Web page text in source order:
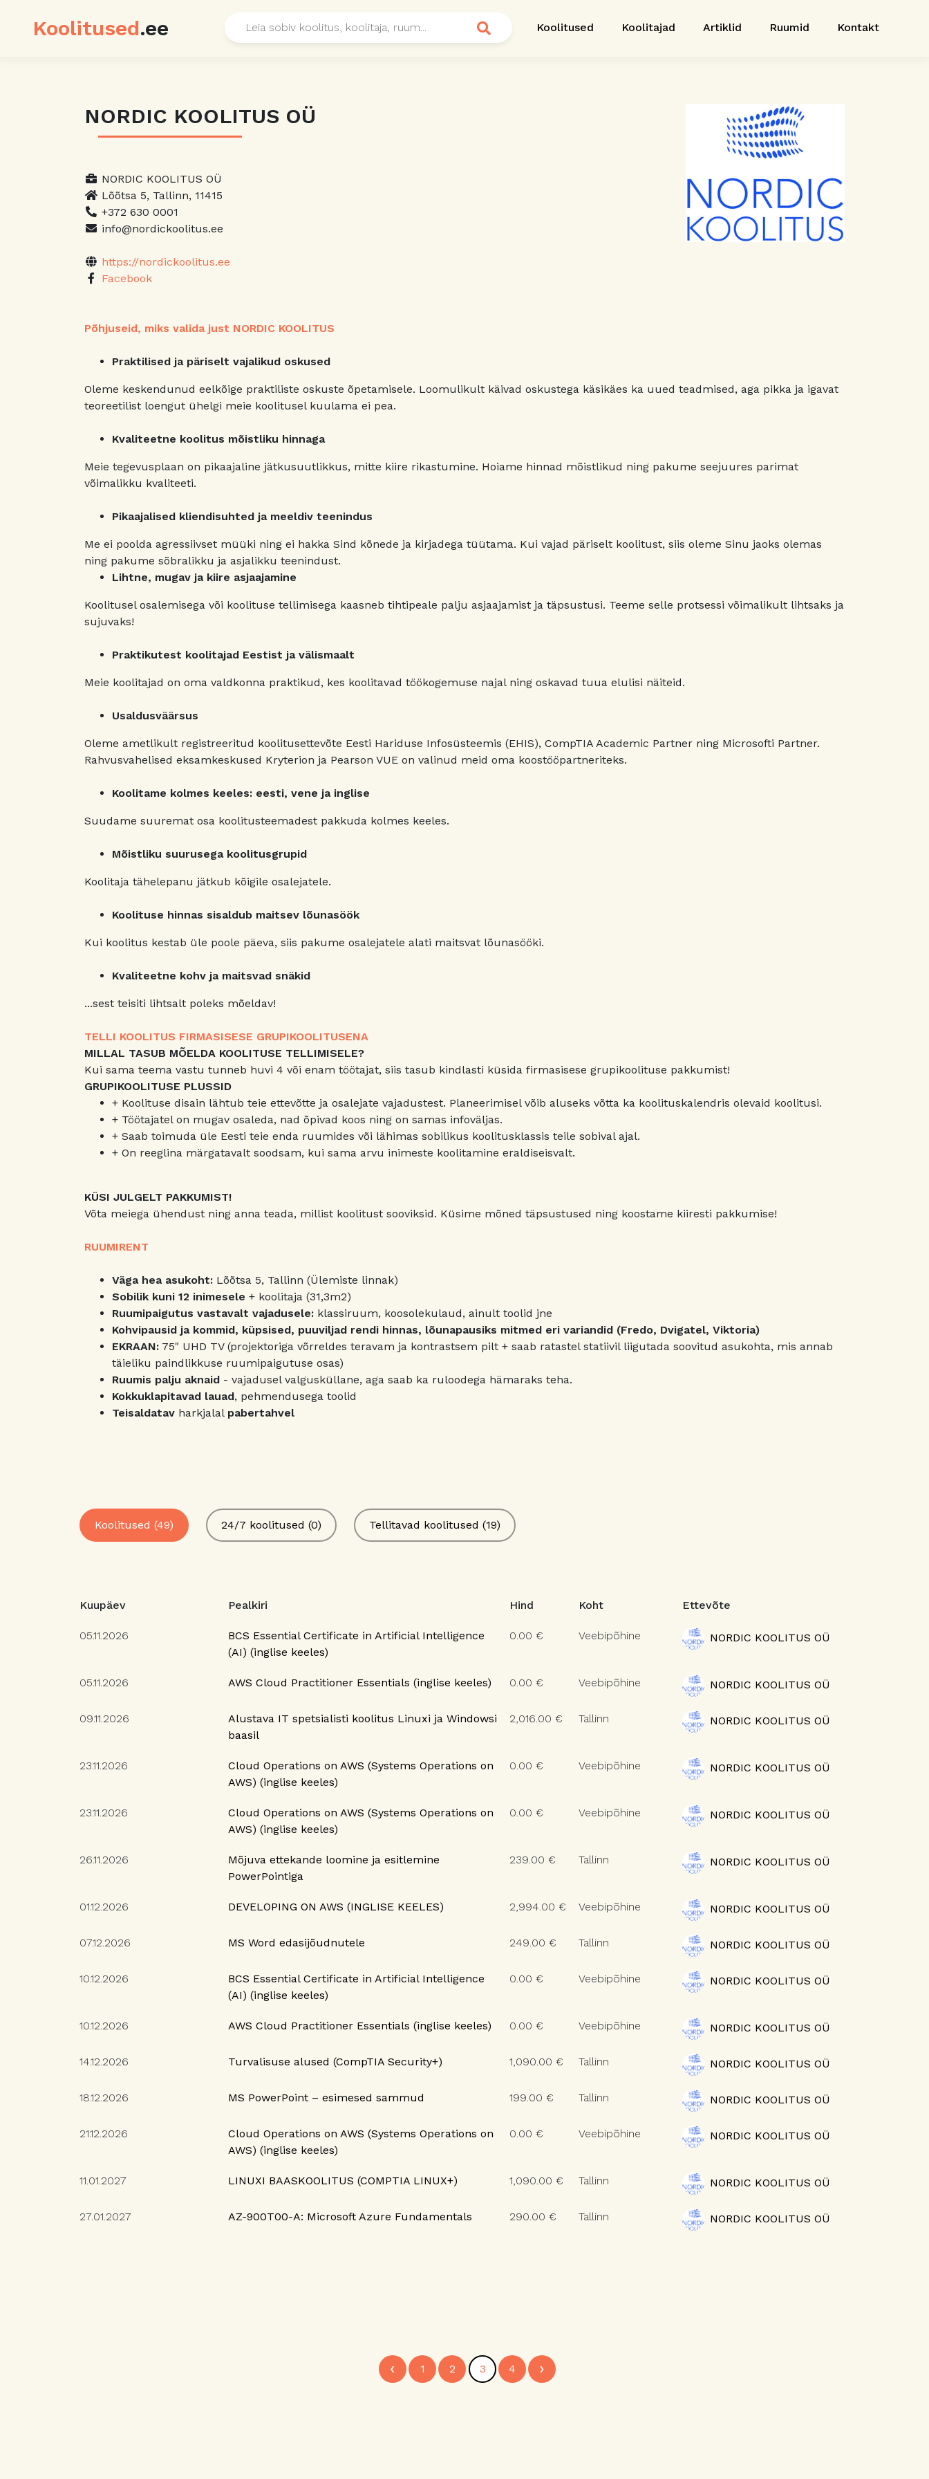
Koolitused.ee Koolitused Koolitajad Artiklid Ruumid Kontakt
NORDIC KOOLITUS OÜ
NORDIC KOOLITUS OÜ
Lõõtsa 5, Tallinn, 11415
+372 630 0001
info@nordickoolitus.ee
https://nordickoolitus.ee
Facebook
Põhjuseid, miks valida just NORDIC KOOLITUS
Praktilised ja päriselt vajalikud oskused
Oleme keskendunud eelkõige praktiliste oskuste õpetamisele. Loomulikult käivad oskustega käsikäes ka uued teadmised, aga pikka ja igavat
teoreetilist loengut ühelgi meie koolitusel kuulama ei pea.
Kvaliteetne koolitus mõistliku hinnaga
Meie tegevusplaan on pikaajaline jätkusuutlikkus, mitte kiire rikastumine. Hoiame hinnad mõistlikud ning pakume seejuures parimat
võimalikku kvaliteeti.
Pikaajalised kliendisuhted ja meeldiv teenindus
Me ei poolda agressiivset müüki ning ei hakka Sind kõnede ja kirjadega tüütama. Kui vajad päriselt koolitust, siis oleme Sinu jaoks olemas
ning pakume sõbralikku ja asjalikku teenindust.
Lihtne, mugav ja kiire asjaajamine
Koolitusel osalemisega või koolituse tellimisega kaasneb tihtipeale palju asjaajamist ja täpsustusi. Teeme selle protsessi võimalikult lihtsaks ja
sujuvaks!
Praktikutest koolitajad Eestist ja välismaalt
Meie koolitajad on oma valdkonna praktikud, kes koolitavad töökogemuse najal ning oskavad tuua elulisi näiteid.
Usaldusväärsus
Oleme ametlikult registreeritud koolitusettevõte Eesti Hariduse Infosüsteemis (EHIS), CompTIA Academic Partner ning Microsofti Partner.
Rahvusvahelised eksamkeskused Kryterion ja Pearson VUE on valinud meid oma koostööpartneriteks.
Koolitame kolmes keeles: eesti, vene ja inglise
Suudame suuremat osa koolitusteemadest pakkuda kolmes keeles.
Mõistliku suurusega koolitusgrupid
Koolitaja tähelepanu jätkub kõigile osalejatele.
Koolituse hinnas sisaldub maitsev lõunasöök
Kui koolitus kestab üle poole päeva, siis pakume osalejatele alati maitsvat lõunasööki.
Kvaliteetne kohv ja maitsvad snäkid
...sest teisiti lihtsalt poleks mõeldav!
TELLI KOOLITUS FIRMASISESE GRUPIKOOLITUSENA
MILLAL TASUB MÕELDA KOOLITUSE TELLIMISELE?
Kui sama teema vastu tunneb huvi 4 või enam töötajat, siis tasub kindlasti küsida firmasisese grupikoolituse pakkumist!
GRUPIKOOLITUSE PLUSSID
+ Koolituse disain lähtub teie ettevõtte ja osalejate vajadustest. Planeerimisel võib aluseks võtta ka koolituskalendris olevaid koolitusi.
+ Töötajatel on mugav osaleda, nad õpivad koos ning on samas infoväljas.
+ Saab toimuda üle Eesti teie enda ruumides või lähimas sobilikus koolitusklassis teile sobival ajal.
+ On reeglina märgatavalt soodsam, kui sama arvu inimeste koolitamine eraldiseisvalt.
KÜSI JULGELT PAKKUMIST!
Võta meiega ühendust ning anna teada, millist koolitust sooviksid. Küsime mõned täpsustused ning koostame kiiresti pakkumise!
RUUMIRENT
Väga hea asukoht: Lõõtsa 5, Tallinn (Ülemiste linnak)
Sobilik kuni 12 inimesele + koolitaja (31,3m2)
Ruumipaigutus vastavalt vajadusele: klassiruum, koosolekulaud, ainult toolid jne
Kohvipausid ja kommid, küpsised, puuviljad rendi hinnas, lõunapausiks mitmed eri variandid (Fredo, Dvigatel, Viktoria)
EKRAAN: 75" UHD TV (projektoriga võrreldes teravam ja kontrastsem pilt + saab ratastel statiivil liigutada soovitud asukohta, mis annab
täieliku paindlikkuse ruumipaigutuse osas)
Ruumis palju aknaid - vajadusel valgusküllane, aga saab ka ruloodega hämaraks teha.
Kokkuklapitavad lauad, pehmendusega toolid
Teisaldatav harkjalal pabertahvel
Koolitused (49) 24/7 koolitused (0) Tellitavad koolitused (19)
Kuupäev Pealkiri Hind Koht Ettevõte
05.11.2026
BCS Essential Certificate in Artificial Intelligence
(AI) (inglise keeles)
0.00 € Veebipõhine NORDIC KOOLITUS OÜ
05.11.2026 AWS Cloud Practitioner Essentials (inglise keeles) 0.00 € Veebipõhine NORDIC KOOLITUS OÜ
09.11.2026
Alustava IT spetsialisti koolitus Linuxi ja Windowsi
baasil
2,016.00 € Tallinn NORDIC KOOLITUS OÜ
23.11.2026
Cloud Operations on AWS (Systems Operations on
AWS) (inglise keeles)
0.00 € Veebipõhine NORDIC KOOLITUS OÜ
23.11.2026
Cloud Operations on AWS (Systems Operations on
AWS) (inglise keeles)
0.00 € Veebipõhine NORDIC KOOLITUS OÜ
26.11.2026
Mõjuva ettekande loomine ja esitlemine
PowerPointiga
239.00 € Tallinn NORDIC KOOLITUS OÜ
01.12.2026 DEVELOPING ON AWS (INGLISE KEELES) 2,994.00 € Veebipõhine NORDIC KOOLITUS OÜ
07.12.2026 MS Word edasijõudnutele 249.00 € Tallinn NORDIC KOOLITUS OÜ
10.12.2026
BCS Essential Certificate in Artificial Intelligence
(AI) (inglise keeles)
0.00 € Veebipõhine NORDIC KOOLITUS OÜ
10.12.2026 AWS Cloud Practitioner Essentials (inglise keeles) 0.00 € Veebipõhine NORDIC KOOLITUS OÜ
14.12.2026 Turvalisuse alused (CompTIA Security+) 1,090.00 € Tallinn NORDIC KOOLITUS OÜ
18.12.2026 MS PowerPoint – esimesed sammud 199.00 € Tallinn NORDIC KOOLITUS OÜ
21.12.2026
Cloud Operations on AWS (Systems Operations on
AWS) (inglise keeles)
0.00 € Veebipõhine NORDIC KOOLITUS OÜ
11.01.2027 LINUXI BAASKOOLITUS (COMPTIA LINUX+) 1,090.00 € Tallinn NORDIC KOOLITUS OÜ
27.01.2027 AZ-900T00-A: Microsoft Azure Fundamentals 290.00 € Tallinn NORDIC KOOLITUS OÜ
‹ 1 2 3 4 ›